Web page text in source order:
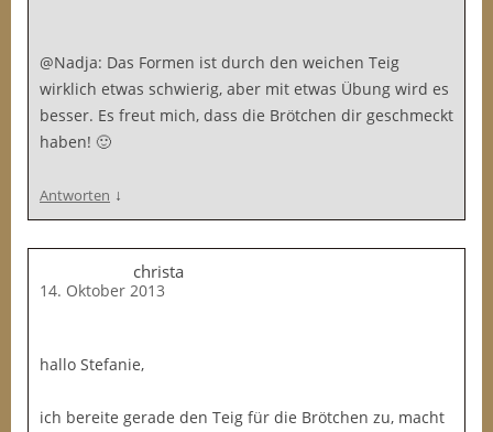
@Nadja: Das Formen ist durch den weichen Teig
wirklich etwas schwierig, aber mit etwas Übung wird es
besser. Es freut mich, dass die Brötchen dir geschmeckt
haben! 🙂
Antworten ↓
christa
14. Oktober 2013
hallo Stefanie,
ich bereite gerade den Teig für die Brötchen zu, macht